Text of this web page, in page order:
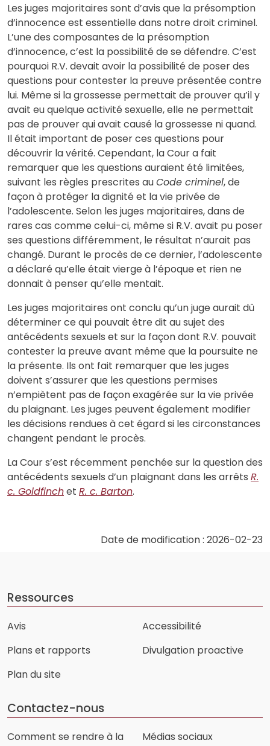
Les juges majoritaires sont d’avis que la présomption
d’innocence est essentielle dans notre droit criminel.
L’une des composantes de la présomption
d’innocence, c’est la possibilité de se défendre. C’est
pourquoi R.V. devait avoir la possibilité de poser des
questions pour contester la preuve présentée contre
lui. Même si la grossesse permettait de prouver qu’il y
avait eu quelque activité sexuelle, elle ne permettait
pas de prouver qui avait causé la grossesse ni quand.
Il était important de poser ces questions pour
découvrir la vérité. Cependant, la Cour a fait
remarquer que les questions auraient été limitées,
suivant les règles prescrites auCode criminel, de
façon à protéger la dignité et la vie privée de
l’adolescente. Selon les juges majoritaires, dans de
rares cas comme celui-ci, même si R.V. avait pu poser
ses questions différemment, le résultat n’aurait pas
changé. Durant le procès de ce dernier, l’adolescente
a déclaré qu’elle était vierge à l’époque et rien ne
donnait à penser qu’elle mentait.
Les juges majoritaires ont conclu qu’un juge aurait dû
déterminer ce qui pouvait être dit au sujet des
antécédents sexuels et sur la façon dont R.V. pouvait
contester la preuve avant même que la poursuite ne
la présente. Ils ont fait remarquer que les juges
doivent s’assurer que les questions permises
n’empiètent pas de façon exagérée sur la vie privée
du plaignant. Les juges peuvent également modifier
les décisions rendues à cet égard si les circonstances
changent pendant le procès.
La Cour s’est récemment penchée sur la question des
antécédents sexuels d’un plaignant dans les arrêts R.
c. Goldfinchet R. c. Barton.
Date de modification : 2026-02-23
Ressources
Avis
Plans et rapports
Plan du site
Accessibilité
Divulgation proactive
Contactez-nous
Comment se rendre à la
Médias sociaux